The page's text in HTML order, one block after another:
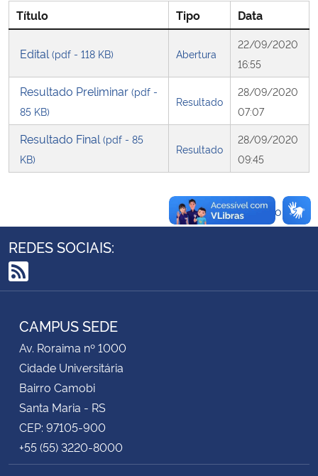
Ministério do Desenvolvimento Regional
Ministério da Mulher, da Família e dos Direitos Humanos
Secretaria-Geral
Advocacia-Geral da União
Banco Central do Brasil
Planalto
Título Tipo Data
Edital (pdf - 118 KB) Abertura
22/09/2020
16:55
Resultado Preliminar (pdf -
85 KB)
Resultado
28/09/2020
07:07
Resultado Final (pdf - 85
KB)
Resultado
28/09/2020
09:45
Voltar ao topo
REDES SOCIAIS:
RSS
CAMPUS SEDE
Av. Roraima nº 1000
Cidade Universitária
Bairro Camobi
Santa Maria - RS
CEP: 97105-900
+55 (55) 3220-8000